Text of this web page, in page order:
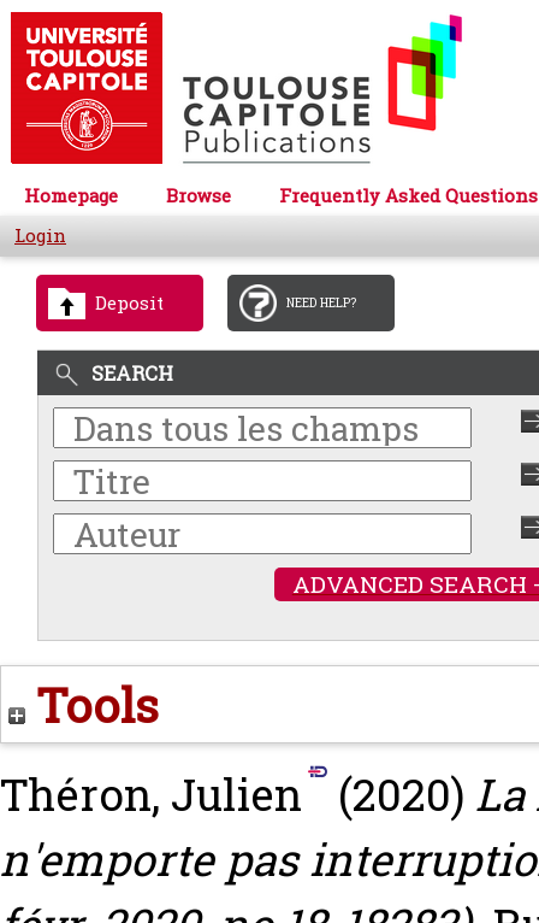
Homepage Browse
Frequently Asked Questions
Login
Deposit NEED HELP?
SEARCH
ADVANCED SEARCH
Tools
Théron, Julien (2020)
n'emporte pas